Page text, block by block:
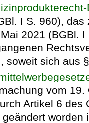
I S. 960),
2021 (BGBl.
soweit sich aus
vom
Artikel 6 des
geändert worden